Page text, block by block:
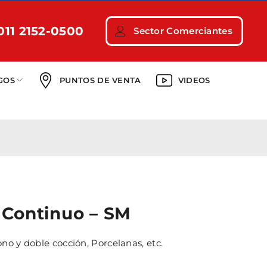
2152-0500 Sector Comerciantes
PUNTOS DE VENTA VIDEOS
– SM
y doble cocción, Porcelanas, etc.